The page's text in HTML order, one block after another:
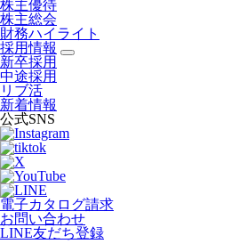
株主優待
株主総会
財務ハイライト
採用情報
新卒採用
中途採用
リブ活
新着情報
公式SNS
電子カタログ請求
お問い合わせ
LINE友だち登録